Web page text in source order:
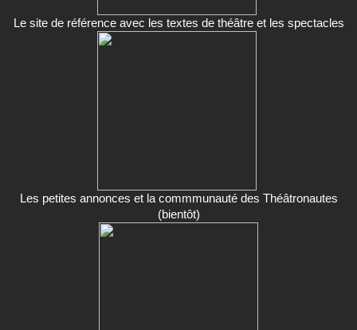
Le site de référence avec les textes de théâtre et les spectacles
Les petites annonces et la commmunauté des Théâtronautes
(bientôt)